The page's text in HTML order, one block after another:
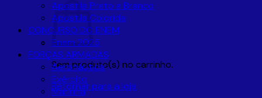
Sem produto(s) no carrinho.
Retornar para a loja
Apostila Preto e Branco
Apostila Colorida
CONCURSO DO ENEM
Enem 2025
FORÇAS ARMADAS
Aeronáutica
Exército
Marinha